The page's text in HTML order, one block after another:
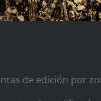
de edición por